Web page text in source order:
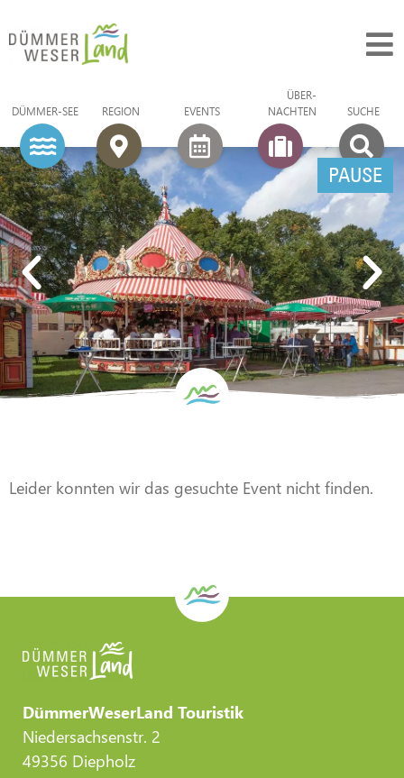
DÜMMER-SEE REGION EVENTS
ÜBER­
NACHTEN
SUCHE
PAUSE
DWL/Gemeinde Stemwede
CC-BY-Torsten Krüger
DWL/Gemeinde Stemwede
CC-BY-Torsten Krüger
DWL/Gemeinde Stemwede
CC-BY-Torsten Krüger
Leider konnten wir das gesuchte Event nicht finden.
DümmerWeserLand Touristik
Niedersachsenstr. 2
49356 Diepholz